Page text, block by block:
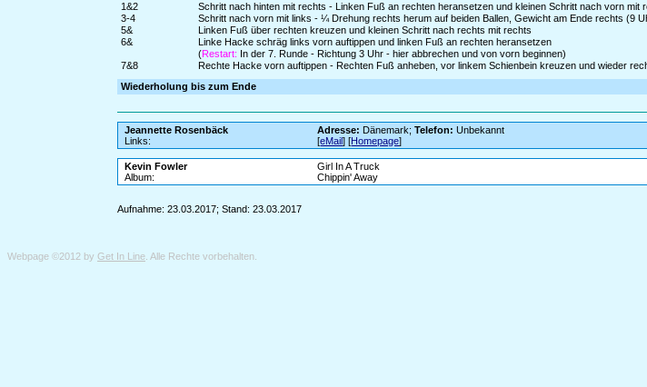
1&2
Schritt nach hinten mit rechts - Linken Fuß an rechten heransetzen und kleinen Schritt nach vorn mit
3-4
Schritt nach vorn mit links - ¼ Drehung rechts herum auf beiden Ballen, Gewicht am Ende rechts (9
5&
Linken Fuß über rechten kreuzen und kleinen Schritt nach rechts mit rechts
6&
Linke Hacke schräg links vorn auftippen und linken Fuß an rechten heransetzen
(Restart: In der 7. Runde - Richtung 3 Uhr - hier abbrechen und von vorn beginnen)
7&8
Rechte Hacke vorn auftippen - Rechten Fuß anheben, vor linkem Schienbein kreuzen und wieder
Wiederholung bis zum Ende
Jeannette Rosenbäck Adresse: Dänemark;Telefon: Unbekannt
Links:
[eMail] [Homepage]
Kevin Fowler
Girl In A Truck
Album:
Chippin' Away
Aufnahme: 23.03.2017; Stand: 23.03.2017
Webpage ©2012 by Get In Line . Alle Rechte vorbehalten.